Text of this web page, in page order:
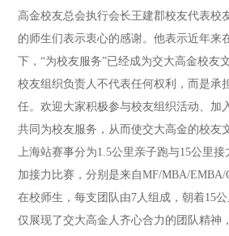
高金校友总会执行会长王建郡校友代表校
的师生们表示衷心的感谢。他表示近年来
下，“为校友服务”已经成为交大高金校友
校友组织负责人不代表任何权利，而是承
任。欢迎大家积极参与校友组织活动、加
共同为校友服务，从而使交大高金的校友
上海站赛事分为1.5公里亲子跑与15公里
加接力比赛，分别是来自MF/MBA/EMBA/
在校师生，每支团队由7人组成，朝着15
仅展现了交大高金人齐心合力的团队精神